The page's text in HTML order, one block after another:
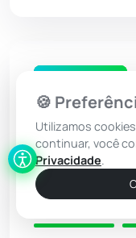
da
🍪
Utilizamos
continuar, você
Privacidade.